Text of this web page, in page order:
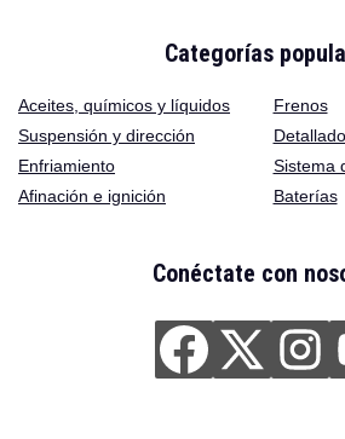
Categorías
Aceites, químicos y líquidos
Frenos
Suspensión y dirección
Enfriamiento
Sistema
Afinación e ignición
Baterías
Conéctate con